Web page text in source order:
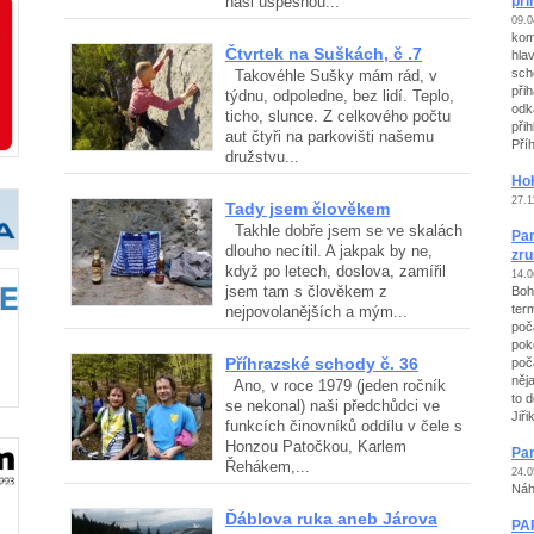
Čtvrtek na Suškách, č .7
Takovéhle Sušky mám rád, v
týdnu, odpoledne, bez lidí. Teplo,
ticho, slunce. Z celkového počtu
aut čtyři na parkovišti našemu
družstvu...
Tady jsem člověkem
Takhle dobře jsem se ve skalách
dlouho necítil. A jakpak by ne,
když po letech, doslova, zamířil
jsem tam s člověkem z
nejpovolanějších a mým...
Příhrazské schody č. 36
Ano, v roce 1979 (jeden ročník
se nekonal) naši předchůdci ve
funkcích činovníků oddílu v čele s
Honzou Patočkou, Karlem
Řehákem,...
Ďáblova ruka aneb Járova
to
Jiřik